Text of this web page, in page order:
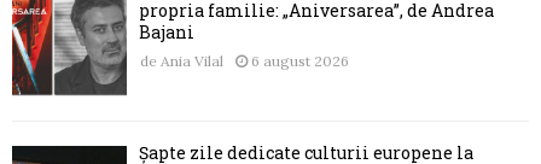
propria familie: „Aniversarea”, de Andrea
Bajani
de Ania Vilal 6 august 2026
Șapte zile dedicate culturii europene la